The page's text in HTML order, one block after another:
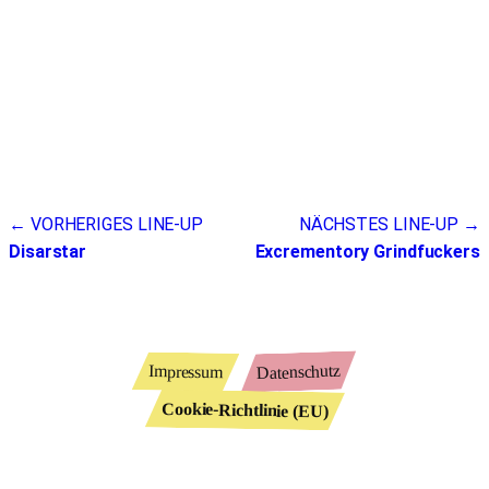
Beitragsnavigation
← VORHERIGES LINE-UP
Disarstar
NÄCHSTES LINE-UP →
Excrementory Grindfuckers
Impressum Datenschutz
Cookie-Richtlinie (EU)